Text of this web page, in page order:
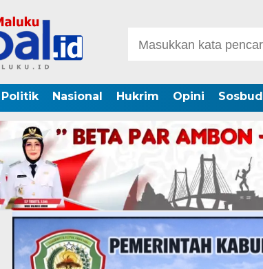
Politik Nasional Hukrim Opini Sosbud